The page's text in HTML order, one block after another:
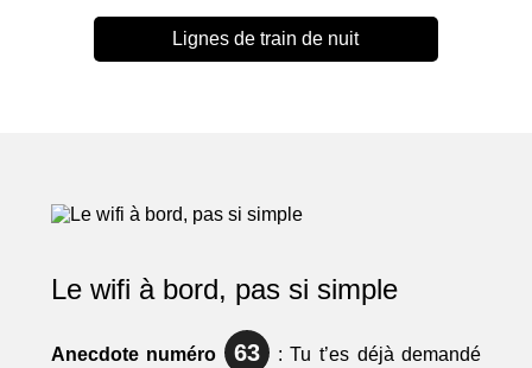
Lignes de train de nuit
Le wifi à bord, pas si simple
Anecdote numéro 63 : Tu t’es déjà demandé